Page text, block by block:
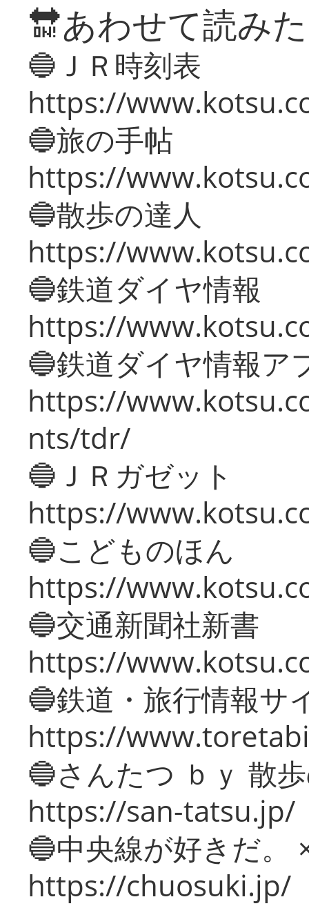
🔛あわせて読み
🔵ＪＲ時刻表
https://
🔵旅の手帖
https://
🔵散歩の達人
https://
🔵鉄道ダイヤ情報
https://
🔵鉄道ダイヤ情報ア
https://
nts/tdr/
🔵ＪＲガゼット
https://
🔵こどものほん
https://
🔵交通新聞社新書
https://
🔵鉄道・旅行情報サ
https://
🔵さんたつ ｂｙ 散
https://san-tatsu.jp/
🔵中央線が好きだ。
https://chuosuki.jp/